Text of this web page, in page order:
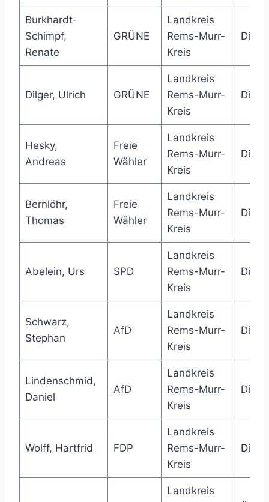
Burkhardt-
Schimpf,
Renate
GRÜNE
Landkreis
Rems-Murr-
Kreis
Dilger, Ulrich GRÜNE
Landkreis
Rems-Murr-
Kreis
Hesky,
Andreas
Freie
Wähler
Landkreis
Rems-Murr-
Kreis
Bernlöhr,
Thomas
Freie
Wähler
Landkreis
Rems-Murr-
Kreis
Abelein, Urs SPD
Landkreis
Rems-Murr-
Kreis
Schwarz,
Stephan
AfD
Landkreis
Rems-Murr-
Kreis
Lindenschmid,
Daniel
AfD
Landkreis
Rems-Murr-
Kreis
Wolff, Hartfrid FDP
Landkreis
Rems-Murr-
Kreis
Landkreis